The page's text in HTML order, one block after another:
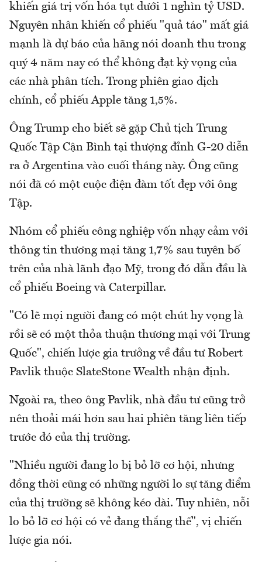
khiến giá trị vốn hóa tụt dưới 1 nghìn tỷ USD.
Nguyên nhân khiến cổ phiếu "quả táo" mất giá
mạnh là dự báo của hãng nói doanh thu trong
quý 4 năm nay có thể không đạt kỳ vọng của
các nhà phân tích. Trong phiên giao dịch
chính, cổ phiếu Apple tăng 1,5%.
Ông Trump cho biết sẽ gặp Chủ tịch Trung
Quốc Tập Cận Bình tại thượng đỉnh G-20 diễn
ra ở Argentina vào cuối tháng này. Ông cũng
nói đã có một cuộc điện đàm tốt đẹp với ông
Tập.
Nhóm cổ phiếu công nghiệp vốn nhạy cảm với
thông tin thương mại tăng 1,7% sau tuyên bố
trên của nhà lãnh đạo Mỹ, trong đó dẫn đầu là
cổ phiếu Boeing và Caterpillar.
"Có lẽ mọi người đang có một chút hy vọng là
rồi sẽ có một thỏa thuận thương mại với Trung
Quốc", chiến lược gia trưởng về đầu tư Robert
Pavlik thuộc SlateStone Wealth nhận định.
Ngoài ra, theo ông Pavlik, nhà đầu tư cũng trở
nên thoải mái hơn sau hai phiên tăng liên tiếp
trước đó của thị trường.
"Nhiều người đang lo bị bỏ lỡ cơ hội, nhưng
đồng thời cũng có những người lo sự tăng điểm
của thị trường sẽ không kéo dài. Tuy nhiên, nỗi
lo bỏ lỡ cơ hội có vẻ đang thắng thế", vị chiến
lược gia nói.